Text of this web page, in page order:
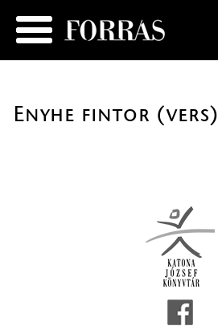
Enyhe fintor (vers)